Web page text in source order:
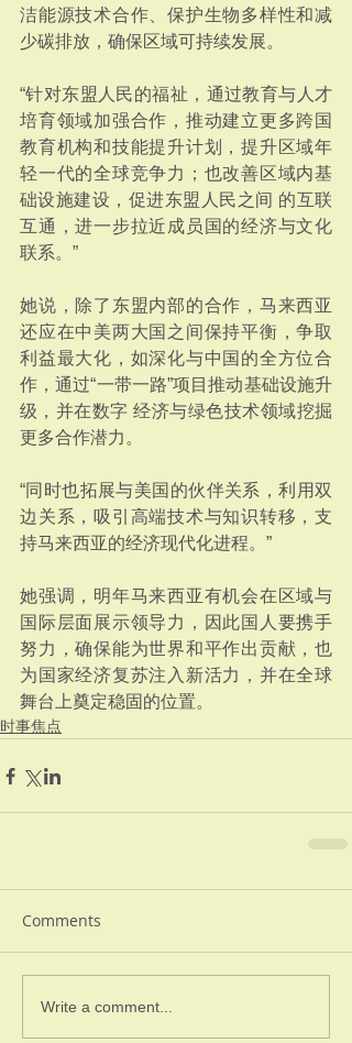
洁能源技术合作、保护生物多样性和减
少碳排放，确保区域可持续发展。
“针对东盟人民的福祉，通过教育与人才
培育领域加强合作，推动建立更多跨国
教育机构和技能提升计划，提升区域年
轻一代的全球竞争力；也改善区域内基
础设施建设，促进东盟人民之间 的互联
互通，进一步拉近成员国的经济与文化
联系。”
她说，除了东盟内部的合作，马来西亚
还应在中美两大国之间保持平衡，争取
利益最大化，如深化与中国的全方位合
作，通过“一带一路”项目推动基础设施升
级，并在数字 经济与绿色技术领域挖掘
更多合作潜力。
“同时也拓展与美国的伙伴关系，利用双
边关系，吸引高端技术与知识转移，支
持马来西亚的经济现代化进程。”
她强调，明年马来西亚有机会在区域与
国际层面展示领导力，因此国人要携手
努力，确保能为世界和平作出贡献，也
为国家经济复苏注入新活力，并在全球
舞台上奠定稳固的位置。
时事焦点
Comments
Write a comment...